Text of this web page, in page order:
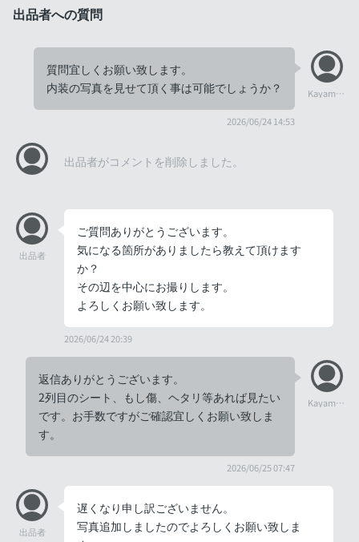
出品者への質問
Kayama0713
質問宜しくお願い致します。
内装の写真を見せて頂く事は可能でしょうか？
2026/06/24 14:53
出品者がコメントを削除しました。
出品者
ご質問ありがとうございます。
気になる箇所がありましたら教えて頂けます
か？
その辺を中心にお撮りします。
よろしくお願い致します。
2026/06/24 20:39
Kayama0713
返信ありがとうございます。
2列目のシート、もし傷、ヘタリ等あれば見たい
です。お手数ですがご確認宜しくお願い致しま
す。
2026/06/25 07:47
出品者
遅くなり申し訳ございません。
写真追加しましたのでよろしくお願い致しま